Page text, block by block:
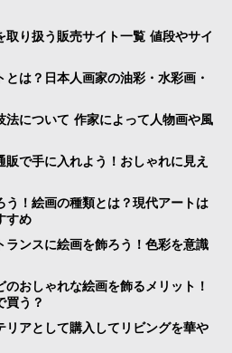
取り扱う販売サイト一覧 値段やサイ
とは？日本人画家の油彩・水彩画・
法について 作家によって人物画や風
販で手に入れよう！おしゃれに見え
う！絵画の種類とは？現代アートは
すめ
ランスに絵画を飾ろう！色彩を意識
のおしゃれな絵画を飾るメリット！
買う？
リアとして購入してリビングを華や